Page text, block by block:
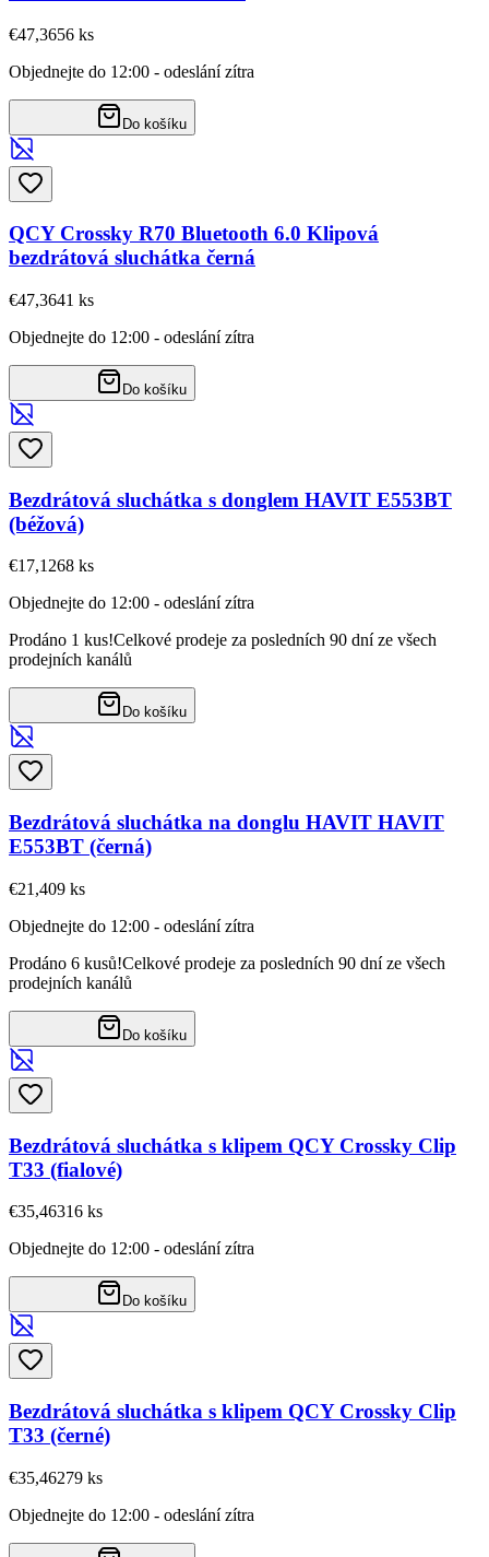
€47,3656 ks
Objednejte do 12:00 - odeslání zítra
Do košíku
QCY Crossky R70 Bluetooth 6.0 Klipová
bezdrátová sluchátka černá
€47,3641 ks
Objednejte do 12:00 - odeslání zítra
Do košíku
Bezdrátová sluchátka s donglem HAVIT E553BT
(béžová)
€17,1268 ks
Objednejte do 12:00 - odeslání zítra
Prodáno 1 kus!Celkové prodeje za posledních 90 dní ze všech
prodejních kanálů
Do košíku
Bezdrátová sluchátka na donglu HAVIT HAVIT
E553BT (černá)
€21,409 ks
Objednejte do 12:00 - odeslání zítra
Prodáno 6 kusů!Celkové prodeje za posledních 90 dní ze všech
prodejních kanálů
Do košíku
Bezdrátová sluchátka s klipem QCY Crossky Clip
T33 (fialové)
€35,46316 ks
Objednejte do 12:00 - odeslání zítra
Do košíku
Bezdrátová sluchátka s klipem QCY Crossky Clip
T33 (černé)
€35,46279 ks
Objednejte do 12:00 - odeslání zítra